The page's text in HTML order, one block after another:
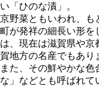
い「ひのな漬」。
京野菜ともいわれ、も
町が発祥の細長い形を
は、現在は滋賀県や
賀地方の名産でもあり
また、その鮮やかな
な」などとも呼ばれて